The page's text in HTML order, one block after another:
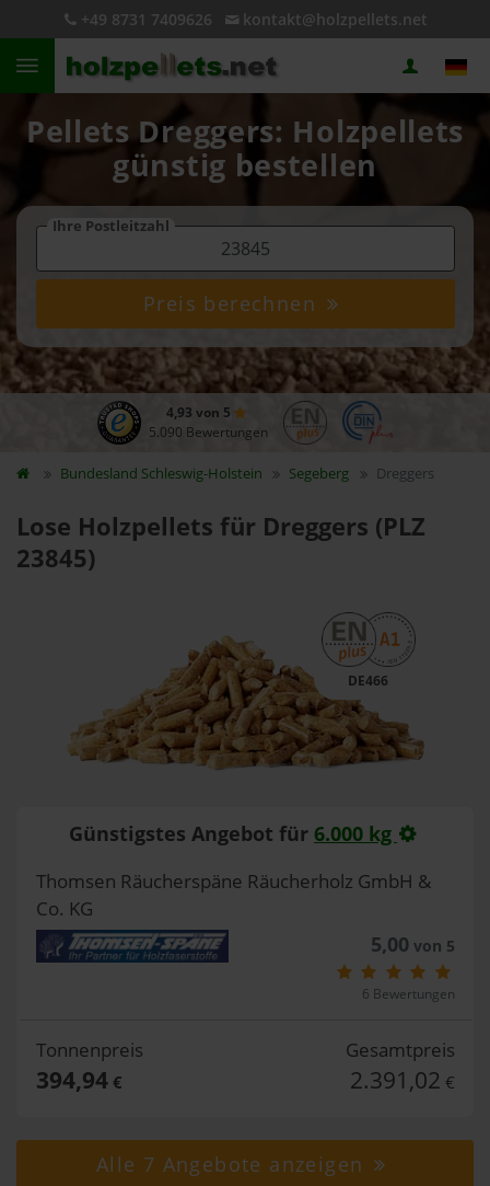
+49 8731 7409626 kontakt@holzpellets.net
Pellets Dreggers: Holzpellets
günstig bestellen
Ihre Postleitzahl
Preis berechnen
4,93 von 5
5.090 Bewertungen
Bundesland Schleswig-Holstein Segeberg Dreggers
Lose Holzpellets für Dreggers (PLZ
23845)
DE466
Günstigstes Angebot für 6.000 kg
Thomsen Räucherspäne Räucherholz GmbH &
Co. KG
5,00 von 5
6 Bewertungen
Tonnenpreis
394,94€
Gesamtpreis
2.391,02 €
Alle 7 Angebote anzeigen